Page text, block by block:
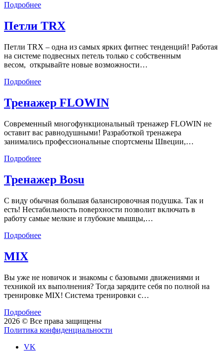
Подробнее
Петли TRX
Петли TRX – одна из самых ярких фитнес тенденций! Работая
на системе подвесных петель только с собственным
весом, открывайте новые возможности…
Подробнее
Тренажер FLOWIN
Современный многофункциональный тренажер FLOWIN не
оставит вас равнодушными! Разработкой тренажера
занимались профессиональные спортсмены Швеции,…
Подробнее
Тренажер Bosu
С виду обычная большая балансировочная подушка. Так и
есть! Нестабильность поверхности позволит включать в
работу самые мелкие и глубокие мышцы,…
Подробнее
MIX
Вы уже не новичок и знакомы с базовыми движениями и
техникой их выполнения? Тогда зарядите себя по полной на
тренировке MIX! Система тренировки с…
Подробнее
2026 © Все права защищены
Политика конфиденциальности
VK